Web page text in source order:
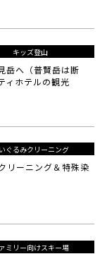
キッズ登山
岳へ（普賢岳は断
ィホテルの観光
ぐるみクリーニング
リーニング＆特殊染
ミリー向けスキー場